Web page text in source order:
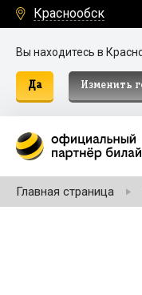
Краснообск
Вы находитесь в
Да Изменить
Главная страница